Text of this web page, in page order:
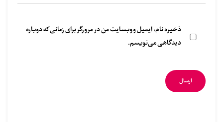
ذخیره نام، ایمیل و وبسایت من در مرورگر برای زمانی که دوباره
دیدگاهی می‌نویسم.